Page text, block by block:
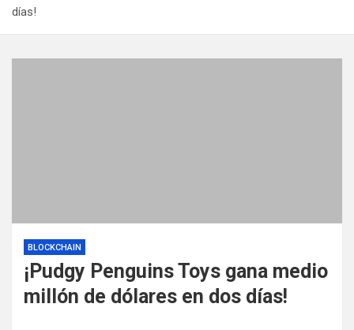
días!
BLOCKCHAIN
¡Pudgy Penguins Toys gana medio
millón de dólares en dos días!